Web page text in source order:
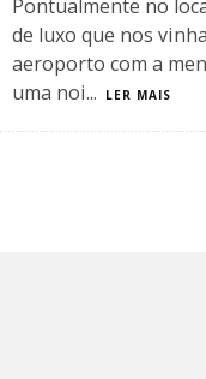
Pontualmente no
de luxo que nos
aeroporto com a
uma noi... LER MAIS